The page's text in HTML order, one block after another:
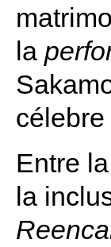
la
Entre
la